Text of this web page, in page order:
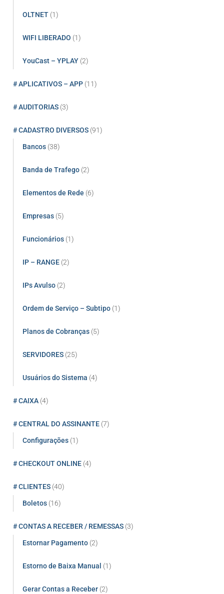
OLTNET (1)
WIFI LIBERADO (1)
YouCast – YPLAY (2)
# APLICATIVOS – APP (11)
# AUDITORIAS (3)
# CADASTRO DIVERSOS (91)
Bancos (38)
Banda de Trafego (2)
Elementos de Rede (6)
Empresas (5)
Funcionários (1)
IP – RANGE (2)
IPs Avulso (2)
Ordem de Serviço – Subtipo (1)
Planos de Cobranças (5)
SERVIDORES (25)
Usuários do Sistema (4)
# CAIXA (4)
# CENTRAL DO ASSINANTE (7)
Configurações (1)
# CHECKOUT ONLINE (4)
# CLIENTES (40)
Boletos (16)
# CONTAS A RECEBER / REMESSAS (3)
Estornar Pagamento (2)
Estorno de Baixa Manual (1)
Gerar Contas a Receber (2)